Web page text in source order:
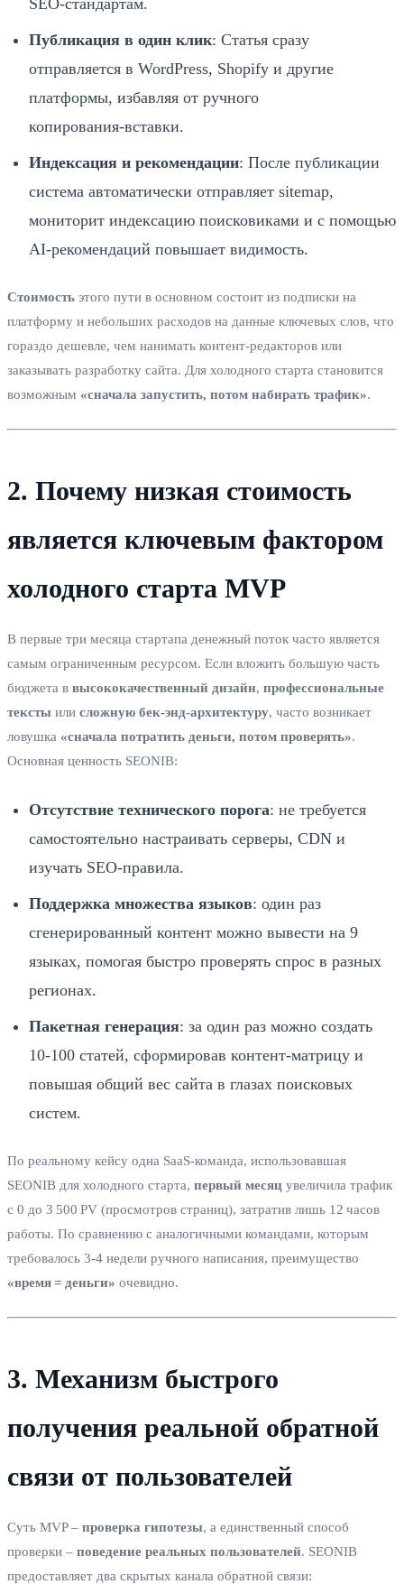
Публикация в один клик: Статья сразу
отправляется в WordPress, Shopify и другие
платформы, избавляя от ручного
копирования‑вставки.
Индексация и рекомендации: После публикации
система автоматически отправляет sitemap,
мониторит индексацию поисковиками и с помощью
AI‑рекомендаций повышает видимость.
Стоимость этого пути в основном состоит из подписки на
платформу и небольших расходов на данные ключевых слов, что
гораздо дешевле, чем нанимать контент‑редакторов или
заказывать разработку сайта. Для холодного старта становится
возможным «сначала запустить, потом набирать трафик».
2. Почему низкая стоимость
является ключевым фактором
холодного старта MVP
В первые три месяца стартапа денежный поток часто является
самым ограниченным ресурсом. Если вложить большую часть
бюджета в высококачественный дизайн, профессиональные
тексты или сложную бек‑энд‑архитектуру, часто возникает
ловушка «сначала потратить деньги, потом проверять».
Основная ценность SEONIB:
Отсутствие технического порога: не требуется
самостоятельно настраивать серверы, CDN и
изучать SEO‑правила.
Поддержка множества языков: один раз
сгенерированный контент можно вывести на 9
языках, помогая быстро проверять спрос в разных
регионах.
Пакетная генерация: за один раз можно создать
10‑100 статей, сформировав контент‑матрицу и
повышая общий вес сайта в глазах поисковых
систем.
По реальному кейсу одна SaaS‑команда, использовавшая
SEONIB для холодного старта, первый месяц увеличила трафик
с 0 до 3 500 PV (просмотров страниц), затратив лишь 12 часов
работы. По сравнению с аналогичными командами, которым
требовалось 3‑4 недели ручного написания, преимущество
«время = деньги» очевидно.
3. Механизм быстрого
получения реальной обратной
связи от пользователей
Суть MVP – проверка гипотезы, а единственный способ
проверки – поведение реальных пользователей. SEONIB
предоставляет два скрытых канала обратной связи: